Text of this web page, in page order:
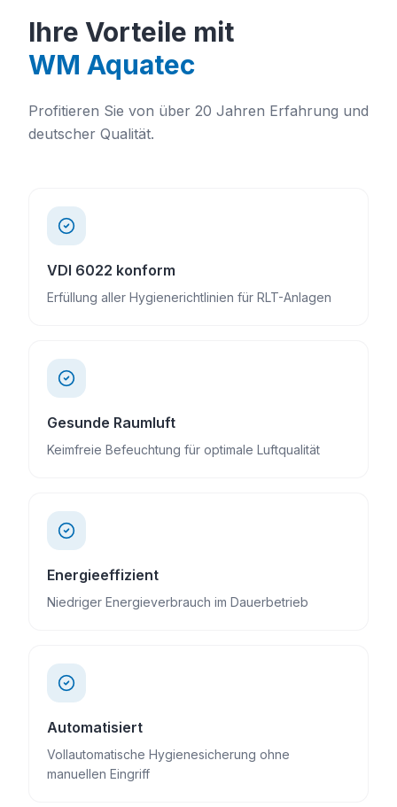
Ihre Vorteile mit
WM Aquatec
Profitieren Sie von über 20 Jahren Erfahrung und
deutscher Qualität.
VDI 6022 konform
Erfüllung aller Hygienerichtlinien für RLT-Anlagen
Gesunde Raumluft
Keimfreie Befeuchtung für optimale Luftqualität
Energieeffizient
Niedriger Energieverbrauch im Dauerbetrieb
Automatisiert
Vollautomatische Hygienesicherung ohne
manuellen Eingriff